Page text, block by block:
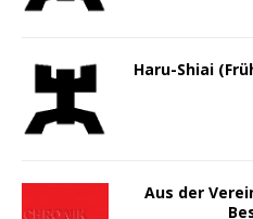
Haru-Shiai
Aus der